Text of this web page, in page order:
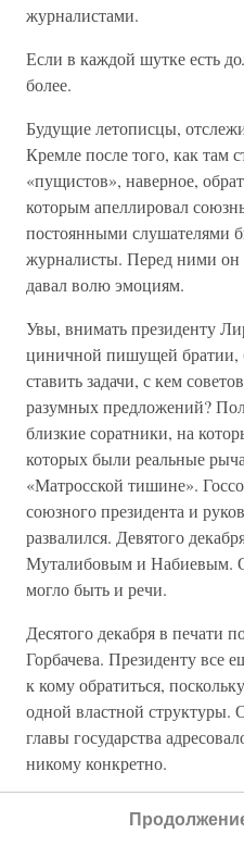
журналистами.
Если в каждой шутке есть
более.
Будущие летописцы,
Кремле после того, как там
«пущистов», наверное,
которым апеллировал
постоянными слушателями
журналисты. Перед ними он
давал волю эмоциям.
Увы, внимать президенту
циничной пишущей
ставить задачи, с кем
разумных предложений?
близкие соратники, на
которых были реальные
«Матросской тишине».
союзного президента и
развалился. Девятого
Муталибовым и Набиевым.
могло быть и речи.
Десятого декабря в печати
Горбачева. Президенту все
к кому обратиться,
одной властной структуры.
главы государства
никому конкретно.
некоторые… позитивные